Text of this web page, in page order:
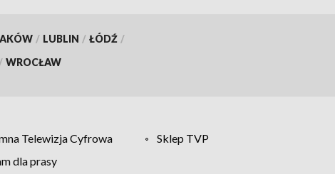
/ LUBLIN / ŁÓDŹ /
/ WROCŁAW
Telewizja Cyfrowa
Sklep TVP
dla prasy